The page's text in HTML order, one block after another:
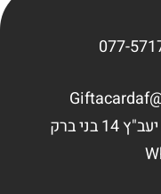
בני ברק